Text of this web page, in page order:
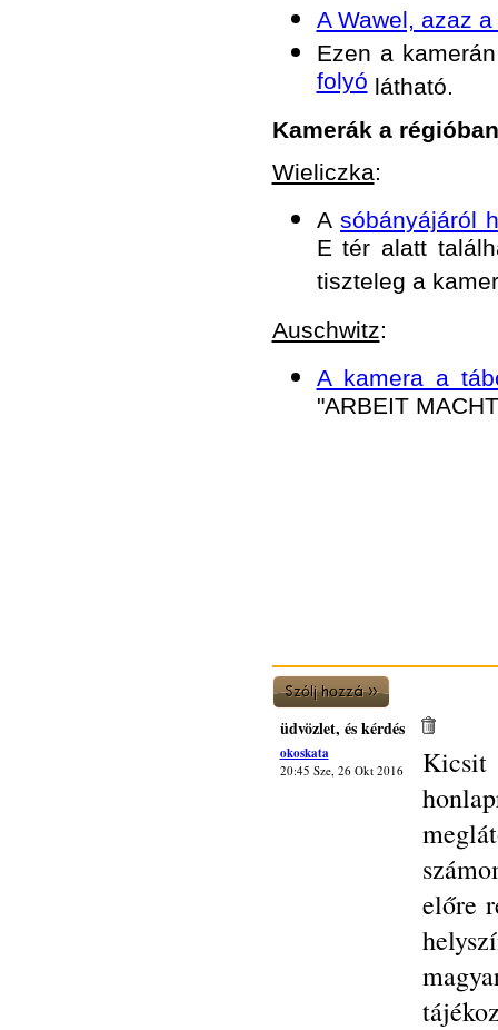
A Wawel, azaz
Ezen a
folyólátható.
Kamerák a régióban
Wieliczka:
Asóbányájáról
E tér alatt
tiszteleg a
Auschwitz:
A kamera a
"ARBEIT
üdvözlet, és kérdés
okoskata
20:45 Sze, 26 Okt 2016
Kicsit
előre